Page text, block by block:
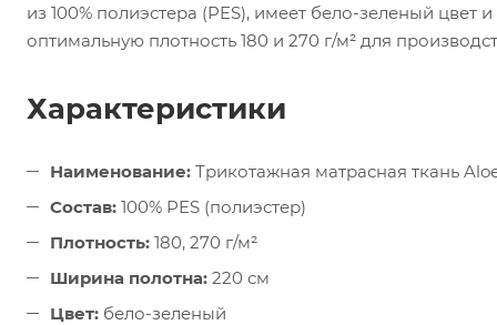
из 100% полиэстера (PES), имеет бело-зеленый цвет
оптимальную плотность 180 и 270 г/м² для
Характеристики
Наименование: Трикотажная матрасная ткань
Состав: 100% PES (полиэстер)
Плотность: 180, 270 г/м²
Ширина полотна: 220 см
Цвет: бело-зеленый